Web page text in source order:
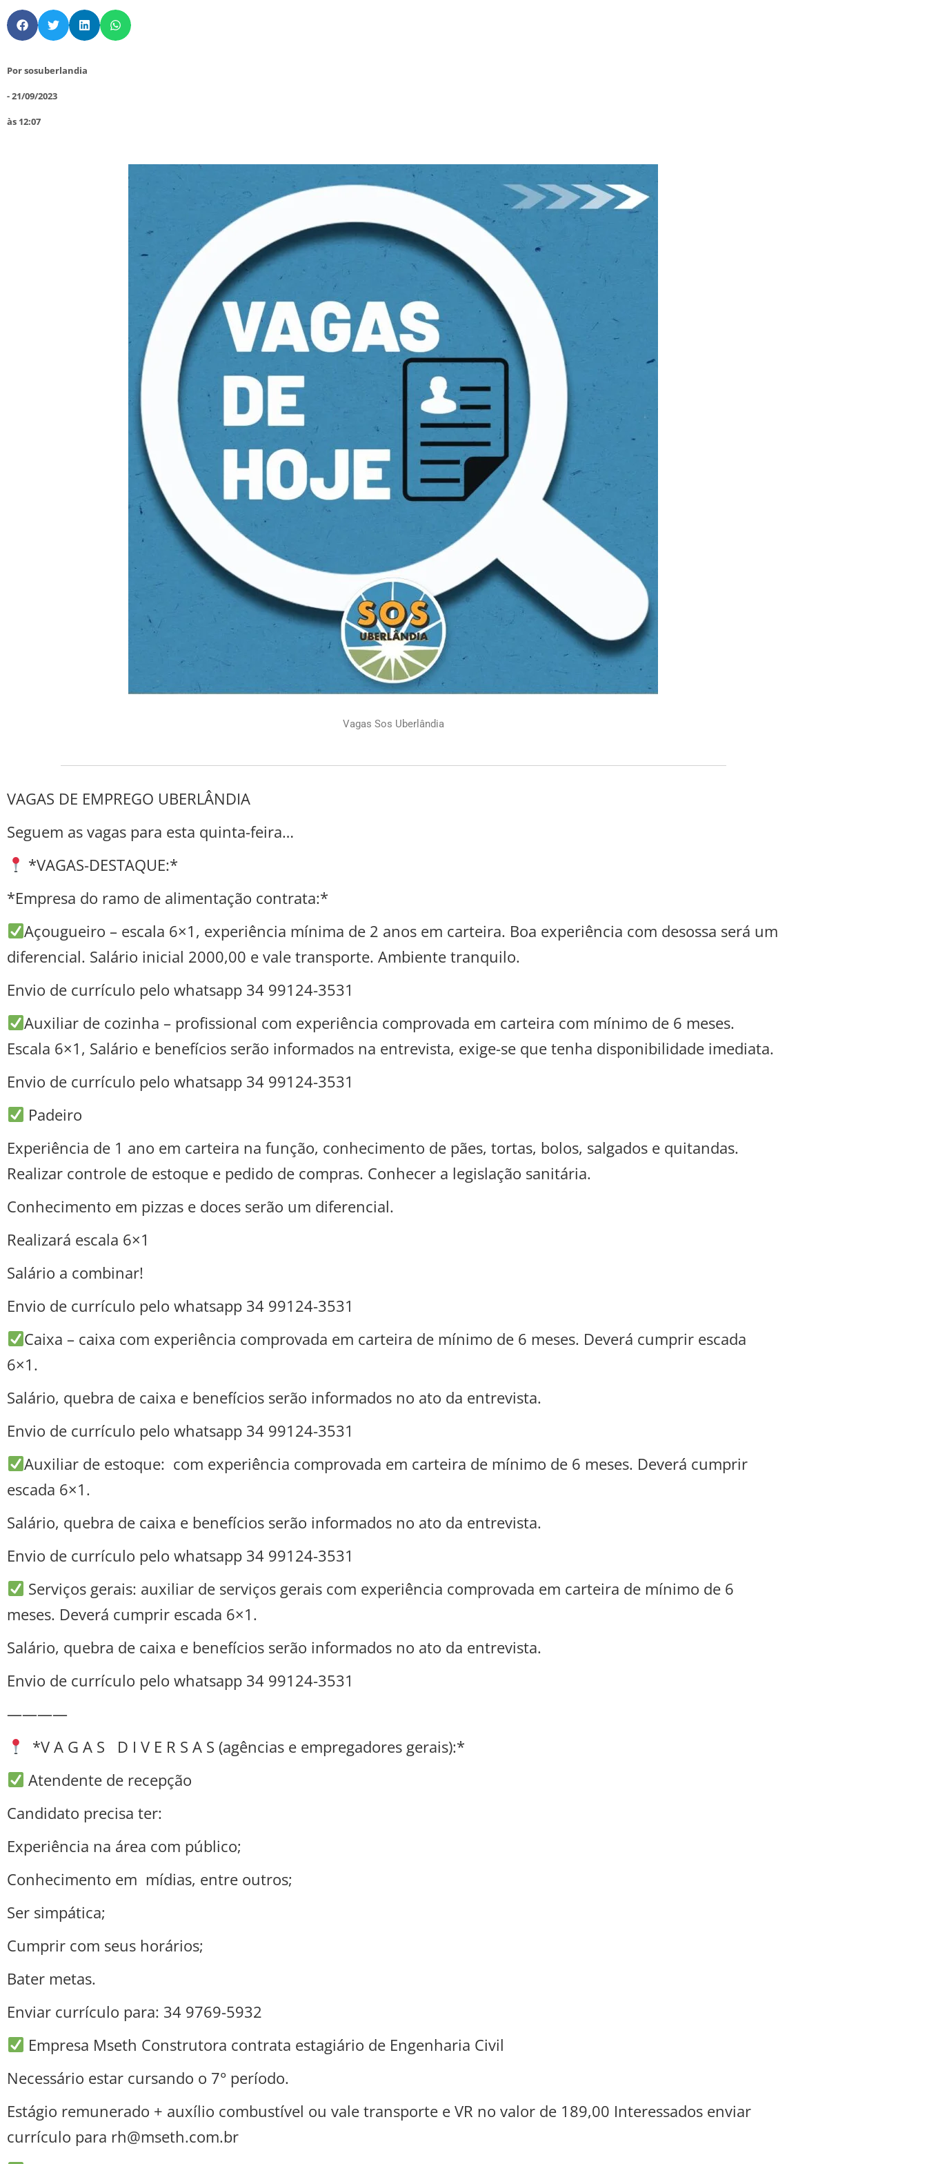
Porsosuberlandia
-21/09/2023
às 12:07
Vagas Sos Uberlândia
VAGAS DE EMPREGO UBERLÂNDIA
Seguem as vagas para esta quinta-feira…
*VAGAS-DESTAQUE:*
*Empresa do ramo de alimentação contrata:*
Açougueiro – escala 6×1, experiência mínima de 2 anos em carteira. Boa experiência com desossa será um
diferencial. Salário inicial 2000,00 e vale transporte. Ambiente tranquilo.
Envio de currículo pelo whatsapp 34 99124-3531
Auxiliar de cozinha – profissional com experiência comprovada em carteira com mínimo de 6 meses.
Escala 6×1, Salário e benefícios serão informados na entrevista, exige-se que tenha disponibilidade imediata.
Envio de currículo pelo whatsapp 34 99124-3531
Padeiro
Experiência de 1 ano em carteira na função, conhecimento de pães, tortas, bolos, salgados e quitandas.
Realizar controle de estoque e pedido de compras. Conhecer a legislação sanitária.
Conhecimento em pizzas e doces serão um diferencial.
Realizará escala 6×1
Salário a combinar!
Envio de currículo pelo whatsapp 34 99124-3531
Caixa – caixa com experiência comprovada em carteira de mínimo de 6 meses. Deverá cumprir escada
6×1.
Salário, quebra de caixa e benefícios serão informados no ato da entrevista.
Envio de currículo pelo whatsapp 34 99124-3531
Auxiliar de estoque: com experiência comprovada em carteira de mínimo de 6 meses. Deverá cumprir
escada 6×1.
Salário, quebra de caixa e benefícios serão informados no ato da entrevista.
Envio de currículo pelo whatsapp 34 99124-3531
Serviços gerais: auxiliar de serviços gerais com experiência comprovada em carteira de mínimo de 6
meses. Deverá cumprir escada 6×1.
Salário, quebra de caixa e benefícios serão informados no ato da entrevista.
Envio de currículo pelo whatsapp 34 99124-3531
————
*V A G A S D I V E R S A S (agências e empregadores gerais):*
Atendente de recepção
Candidato precisa ter:
Experiência na área com público;
Conhecimento em mídias, entre outros;
Ser simpática;
Cumprir com seus horários;
Bater metas.
Enviar currículo para: 34 9769-5932
Empresa Mseth Construtora contrata estagiário de Engenharia Civil
Necessário estar cursando o 7° período.
Estágio remunerado + auxílio combustível ou vale transporte e VR no valor de 189,00 Interessados enviar
currículo para rh@mseth.com.br